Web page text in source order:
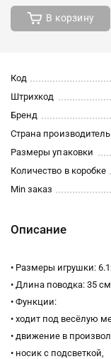
В корзину
Код
Штрихкод
Бренд
Страна производитель
Размеры упаковки
Количество в коробке
Min заказ
Описание
• Размеры игрушки:
• Длина поводка: 35
• Функции:
• ходит под весёлую
• движение в
• носик с подсветкой,